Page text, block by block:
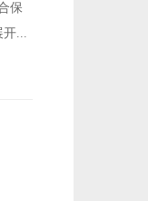
保
开...